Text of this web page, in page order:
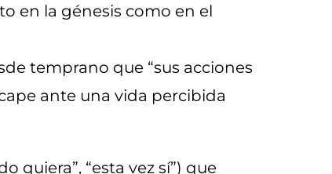
en la génesis como en el
temprano que “sus acciones
ante una vida percibida
quiera”, “esta vez sí”) que